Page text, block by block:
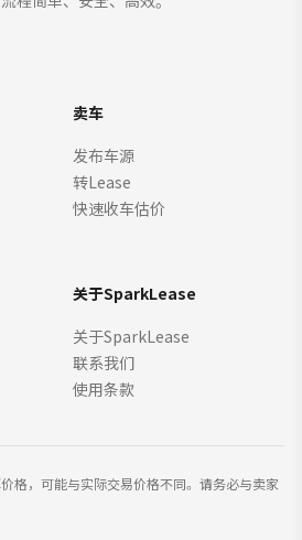
卖车
发布车源
转Lease
快速收车估价
关于SparkLease
关于SparkLease
联系我们
使用条款
格，可能与实际交易价格不同。请务必与卖家